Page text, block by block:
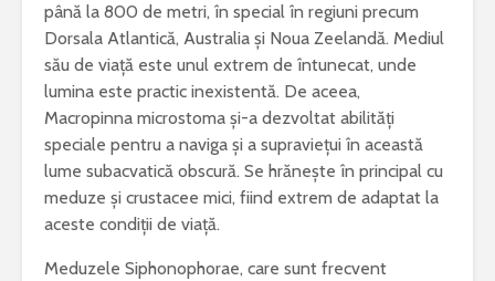
până la 800 de metri, în special în regiuni precum
Dorsala Atlantică, Australia și Noua Zeelandă. Mediul
său de viață este unul extrem de întunecat, unde
lumina este practic inexistentă. De aceea,
Macropinna microstoma și-a dezvoltat abilități
speciale pentru a naviga și a supraviețui în această
lume subacvatică obscură. Se hrănește în principal cu
meduze și crustacee mici, fiind extrem de adaptat la
aceste condiții de viață.
Meduzele Siphonophorae, care sunt frecvent